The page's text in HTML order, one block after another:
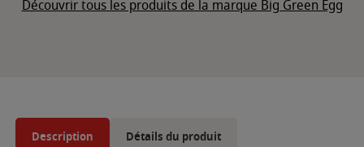
Découvrir tous les produits de la marque Big Green Egg
Description Détails du produit